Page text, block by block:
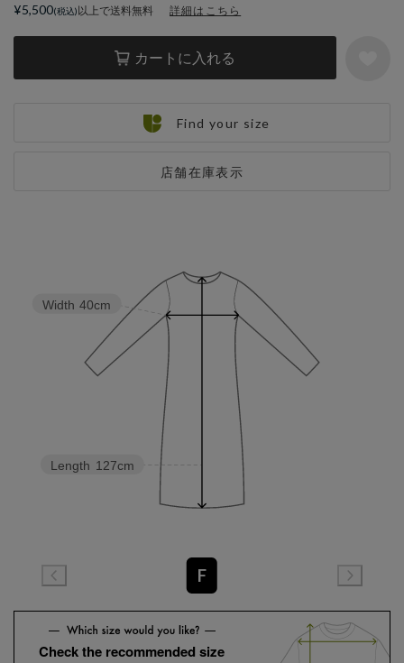
カートに入れる
店舗在庫表示
¥5,500 以上で送料無料 詳細はこちら
Find your size
Length 127cm
Width 40cm
F
Check the recommended size